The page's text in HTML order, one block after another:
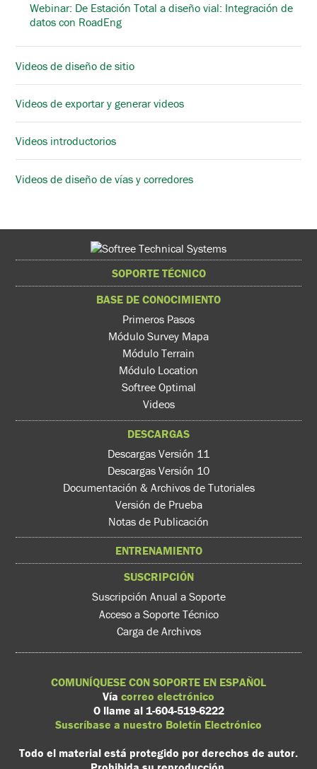
Webinar: De Estación Total a diseño vial: Integración de
datos con RoadEng
Videos de diseño de sitio
Videos de exportar y generar videos
Videos introductorios
Videos de diseño de vías y corredores
SOPORTE TÉCNICO
BASE DE CONOCIMIENTO
Primeros Pasos
Módulo Survey Mapa
Módulo Terrain
Módulo Location
Softree Optimal
Videos
DESCARGAS
Descargas Versión 11
Descargas Versión 10
Documentación & Archivos de Tutoriales
Versión de Prueba
Notas de Publicación
ENTRENAMIENTO
SUSCRIPCIÓN
Suscripción Anual a Soporte
Acceso a Soporte Técnico
Carga de Archivos
COMUNÍQUESE CON SOPORTE EN ESPAÑOL
Vía correo electrónico
O llame al 1-604-519-6222
Suscríbase a nuestro Boletín Electrónico
Todo el material está protegido por derechos de autor.